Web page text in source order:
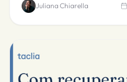
Juliana Chiarella